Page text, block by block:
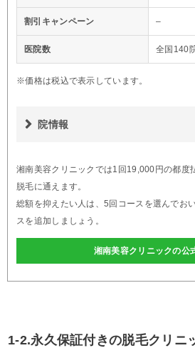
割引キャンペーン –
医院数 全国140
※価格は税込で表示しています。
院情報
湘南美容クリニックでは1回19,000円の都度
脱毛に通えます。
総額を抑えたい人は、5回コースを選んでお
スを追加しましょう。
湘南美容クリニックの公
1-2.永久保証付きの脱毛クリニ